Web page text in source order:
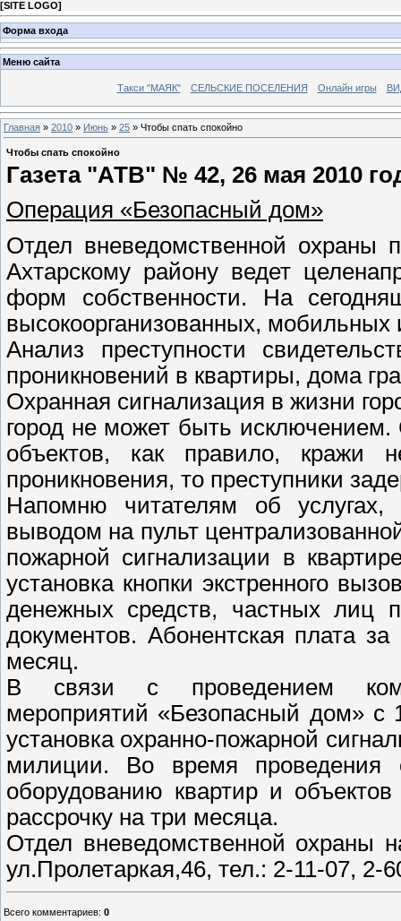
[SITE LOGO]
Форма входа
Меню сайта
Такси "МАЯК" СЕЛЬСКИЕ ПОСЕЛЕНИЯ Онлайн игры
Главная » 2010 » Июнь » 25 » Чтобы спать спокойно
Чтобы спать спокойно
Газета "АТВ" № 42, 26 мая 2010
Операция «Безопасный дом»
Отдел вневедомственной охраны
Ахтарскому району ведет
форм собственности. На
высокоорганизованных,
Анализ преступности
проникновений в квартиры, дома
Охранная сигнализация в жизни
город не может быть исключением.
объектов, как правило, кражи
проникновения, то преступники
Напомню читателям об
выводом на пульт
пожарной сигнализации в
установка кнопки экстренного
денежных средств, частных лиц
документов. Абонентская плата
месяц.
В связи с проведением
мероприятий «Безопасный дом» с
установка охранно-пожарной
милиции. Во время проведения
оборудованию квартир и
рассрочку на три месяца.
Отдел вневедомственной охраны
ул.Пролетаркая,46, тел.: 2-11-07, 2-
Всего комментариев: 0